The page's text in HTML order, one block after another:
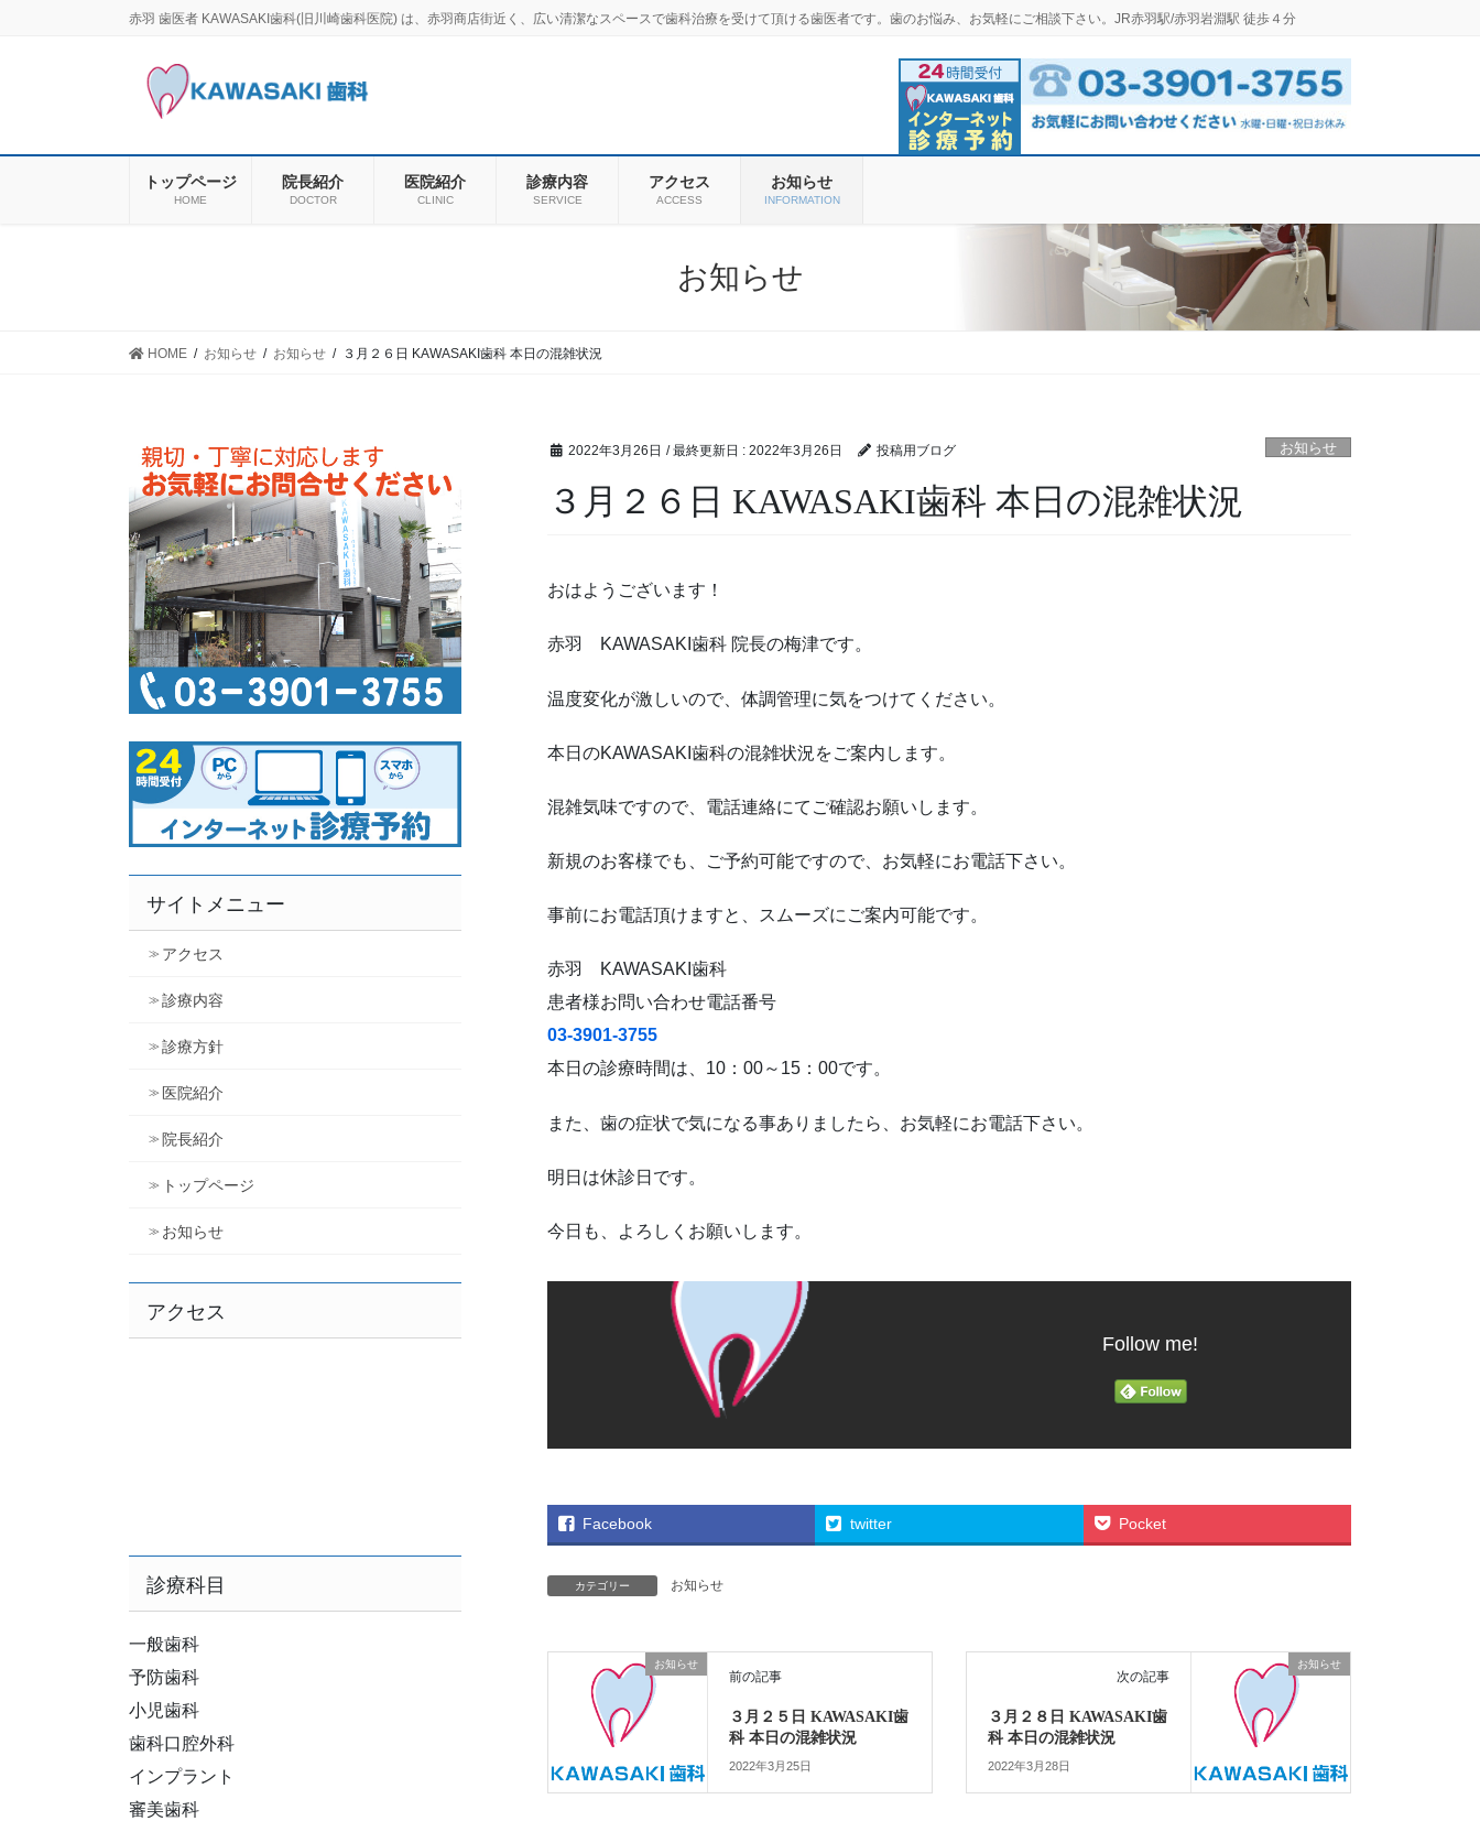
赤羽 歯医者 KAWASAKI歯科(旧川崎歯科医院) は、赤羽商店街近く、広い清潔なスペースで歯科治療を受けて頂ける歯医者です。歯のお悩み、お気軽にご相談下さい。JR赤羽駅/赤羽岩淵駅 徒歩４分
トップページ
HOME
院長紹介
DOCTOR
医院紹介
CLINIC
診療内容
SERVICE
アクセス
ACCESS
お知らせ
INFORMATION
お知らせ
HOME お知らせ お知らせ ３月２６日 KAWASAKI歯科 本日の混雑状況
2022年3月26日 / 最終更新日 : 2022年3月26日 投稿用ブログ お知らせ
３月２６日 KAWASAKI歯科 本日の混雑状況
おはようございます！
赤羽 KAWASAKI歯科 院長の梅津です。
温度変化が激しいので、体調管理に気をつけてください。
本日のKAWASAKI歯科の混雑状況をご案内します。
混雑気味ですので、電話連絡にてご確認お願いします。
新規のお客様でも、ご予約可能ですので、お気軽にお電話下さい。
事前にお電話頂けますと、スムーズにご案内可能です。
赤羽 KAWASAKI歯科
患者様お問い合わせ電話番号
03-3901-3755
本日の診療時間は、10：00～15：00です。
また、歯の症状で気になる事ありましたら、お気軽にお電話下さい。
明日は休診日です。
今日も、よろしくお願いします。
Follow me!
Facebook twitter Pocket
カテゴリー お知らせ
お知らせ
前の記事
３月２５日 KAWASAKI歯
科 本日の混雑状況
2022年3月25日
お知らせ
次の記事
３月２８日 KAWASAKI歯
科 本日の混雑状況
2022年3月28日
サイトメニュー
アクセス
診療内容
診療方針
医院紹介
院長紹介
トップページ
お知らせ
アクセス
診療科目
一般歯科
予防歯科
小児歯科
歯科口腔外科
インプラント
審美歯科